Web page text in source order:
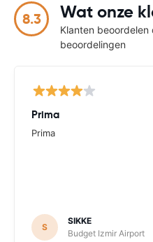
8.3 Wat onze
Klanten
beoordelingen
Prima
Prima
S
SIKKE
Budget Izmir Airport